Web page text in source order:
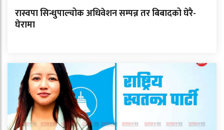
रास्वपा सिन्धुपाल्चोक अधिवेशन सम्पन्न तर बिबादको घेरै-
घेरामा